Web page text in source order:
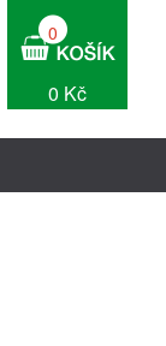
0
0 Kč